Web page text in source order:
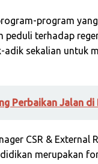
program
peduli terhadap
adik sekalian untuk
Perbaikan Jalan
CSR &
merupakan